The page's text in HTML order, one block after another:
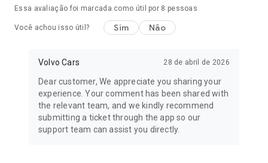
Essa avaliação foi marcada como útil por 8 pessoas
Você achou isso útil? Sim Não
Volvo Cars 28 de abril de 2026
Dear customer, We appreciate you sharing your
experience. Your comment has been shared with
the relevant team, and we kindly recommend
submitting a ticket through the app so our
support team can assist you directly.